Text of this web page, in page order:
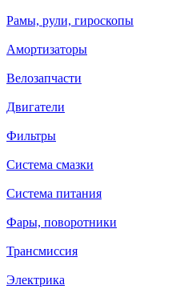
Рамы, рули, гироскопы
Амортизаторы
Велозапчасти
Двигатели
Фильтры
Система смазки
Система питания
Фары, поворотники
Трансмиссия
Электрика